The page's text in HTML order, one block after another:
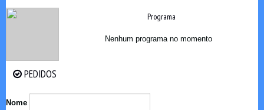
Programa
Nenhum programa no momento
PEDIDOS
Nome